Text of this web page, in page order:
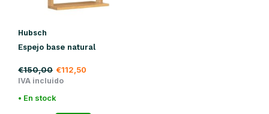
Hubsch
Espejo base natural
€150,00 €112,50
IVA incluido
• En stock